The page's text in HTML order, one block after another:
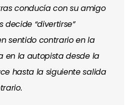
conducía con su amigo
decide “divertirse”
sentido contrario en la
en la autopista desde la
hasta la siguiente salida